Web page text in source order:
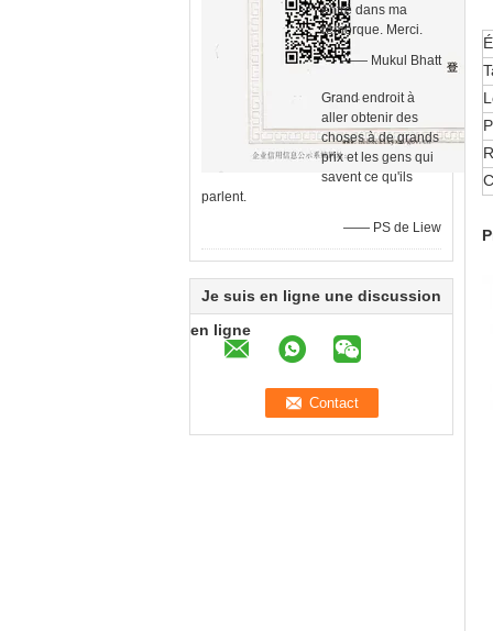
entré dans ma
remorque. Merci.
—— Mukul Bhatt
Grand endroit à
aller obtenir des
choses à de grands
prix et les gens qui
savent ce qu'ils
parlent.
—— PS de Liew
Je suis en ligne une discussion
en ligne